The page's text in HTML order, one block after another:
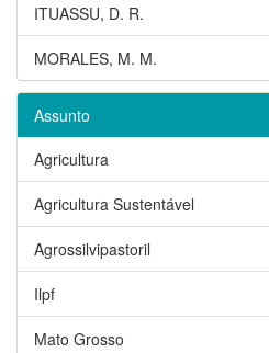
ITUASSU, D. R.
MORALES, M. M.
Assunto
Agricultura
Agricultura Sustentável
Agrossilvipastoril
Ilpf
Mato Grosso